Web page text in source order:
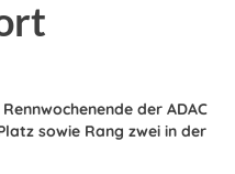
der ADAC
sowie Rang zwei in der